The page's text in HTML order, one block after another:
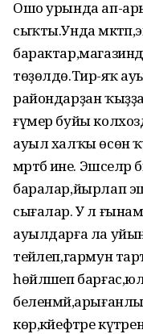
Ошо урында ап-
сыҡты.Унда
төҙөлдө.Тирә-яҡ
райондарҙан
ғүмер буйы
ауыл халҡы өсөн
мәртәбә ине.
баралар,йырлап
сығалар. У л
ауылдарға ла
тейәлеп,гармун
һөйләшеп
көр,кәйефтәре